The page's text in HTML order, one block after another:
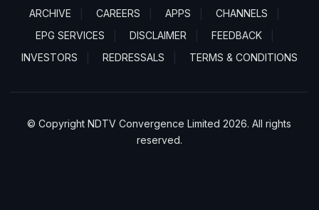
ARCHIVE
CAREERS APPS
CHANNELS
EPG SERVICES
DISCLAIMER
FEEDBACK
INVESTORS
REDRESSALS TERMS & CONDITIONS
© Copyright NDTV Convergence Limited 2026. All rights
reserved.